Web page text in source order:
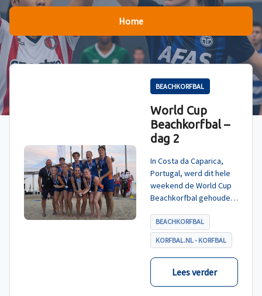
Home
BEACHKORFBAL
World Cup
Beachkorfbal –
dag 2
In Costa da Caparica,
Portugal, werd dit hele
weekend de World Cup
Beachkorfbal gehouden.
tegen België, die
eindigde in shoot-outs,
was het Nederland dat
er met het goud vandoor
BEACHKORFBAL
KORFBAL.NL - KORFBAL
Lees verder